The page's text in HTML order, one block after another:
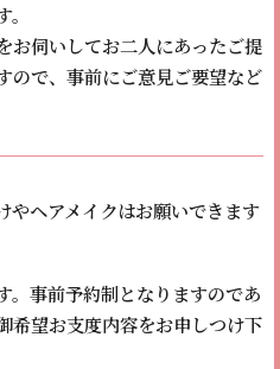
お伺いしてお二人にあったご提
ので、事前にご意見ご要望など
やヘアメイクはお願いできます
事前予約制となりますのであ
希望お支度内容をお申しつけ下